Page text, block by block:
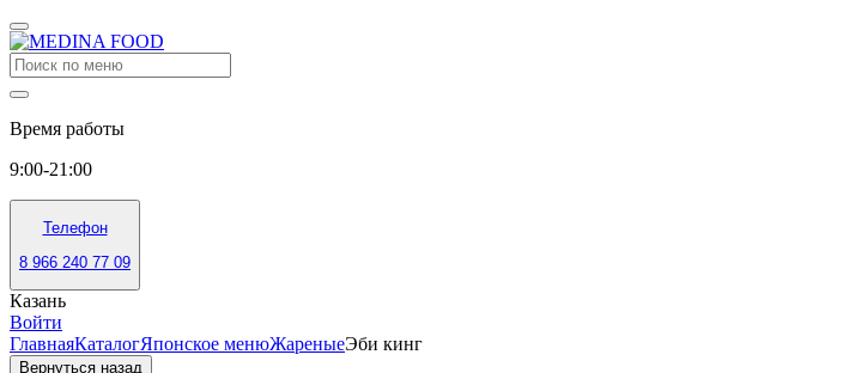
Время работы
9:00-21:00
Телефон
8 966 240 77 09
Казань
Войти
ГлавнаяКаталогЯпонское менюЖареныеЭби кинг
Вернуться назад